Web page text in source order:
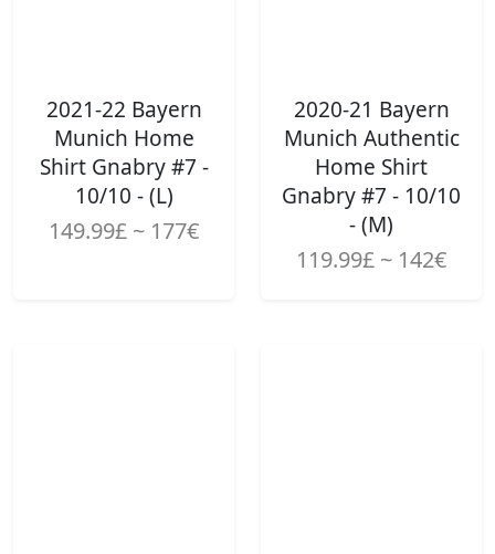
2021-22 Bayern
Munich Home
Shirt Gnabry #7 -
10/10 - (L)
149.99£ ~ 177€
2020-21 Bayern
Munich Authentic
Home Shirt
Gnabry #7 - 10/10
- (M)
119.99£ ~ 142€